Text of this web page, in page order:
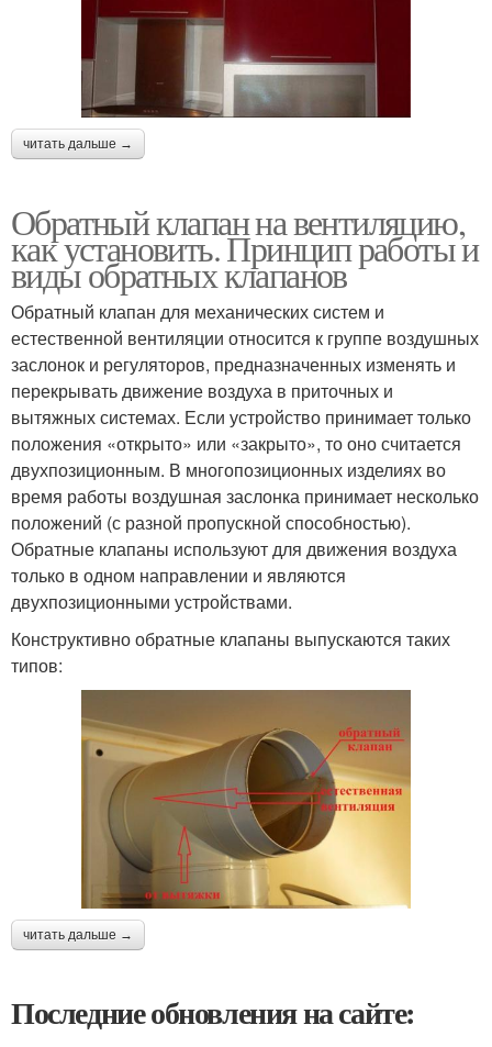
читать дальше →
Обратный клапан на вентиляцию,
как установить. Принцип работы и
виды обратных клапанов
Обратный клапан для механических систем и
естественной вентиляции относится к группе воздушных
заслонок и регуляторов, предназначенных изменять и
перекрывать движение воздуха в приточных и
вытяжных системах. Если устройство принимает только
положения «открыто» или «закрыто», то оно считается
двухпозиционным. В многопозиционных изделиях во
время работы воздушная заслонка принимает несколько
положений (с разной пропускной способностью).
Обратные клапаны используют для движения воздуха
только в одном направлении и являются
двухпозиционными устройствами.
Конструктивно обратные клапаны выпускаются таких
типов:
читать дальше →
Последние обновления на сайте: